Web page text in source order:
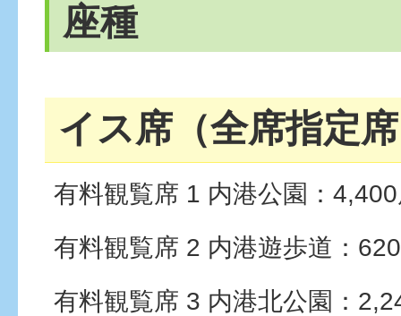
座種
イス席（全席指定
有料観覧席 1 内港公園：
有料観覧席 2 内港遊歩道：
有料観覧席 3 内港北公園：